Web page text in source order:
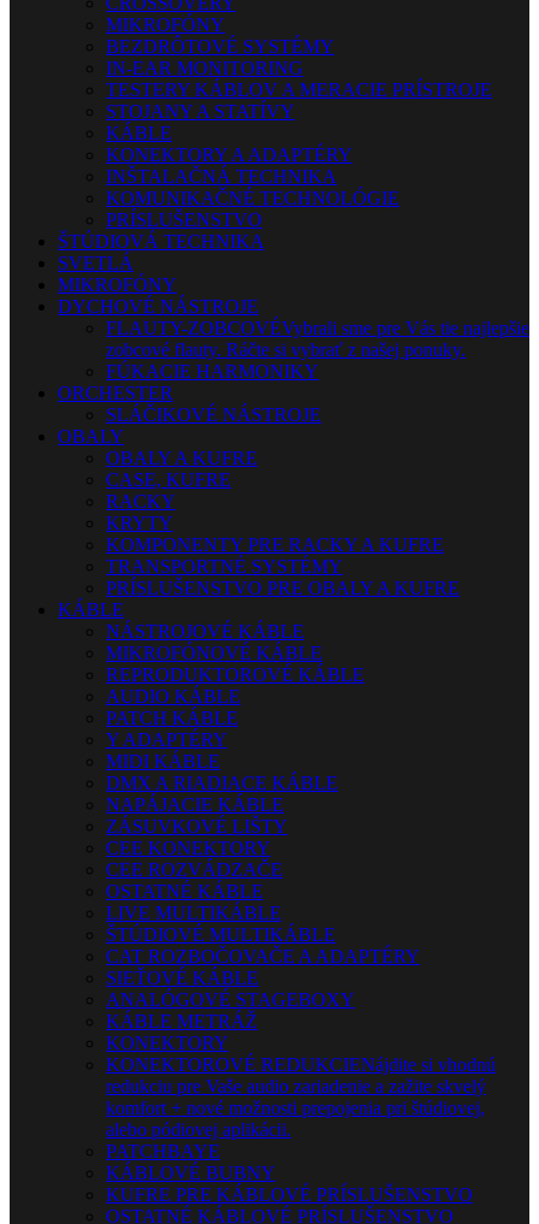
MIKROFÓNY
BEZDRÔTOVÉ SYSTÉMY
IN-EAR MONITORING
TESTERY KÁBLOV A MERACIE PRÍSTROJE
STOJANY A STATÍVY
KÁBLE
KONEKTORY A ADAPTÉRY
INŠTALAČNÁ TECHNIKA
KOMUNIKAČNÉ TECHNOLÓGIE
PRÍSLUŠENSTVO
ŠTÚDIOVÁ TECHNIKA
SVETLÁ
MIKROFÓNY
DYCHOVÉ NÁSTROJE
FLAUTY-ZOBCOVÉVybrali sme pre Vás tie najlepšie
zobcové flauty. Ráčte si vybrať z našej ponuky.
FÚKACIE HARMONIKY
ORCHESTER
SLÁČIKOVÉ NÁSTROJE
OBALY
OBALY A KUFRE
CASE, KUFRE
RACKY
KRYTY
KOMPONENTY PRE RACKY A KUFRE
TRANSPORTNÉ SYSTÉMY
PRÍSLUŠENSTVO PRE OBALY A KUFRE
KÁBLE
NÁSTROJOVÉ KÁBLE
MIKROFÓNOVÉ KÁBLE
REPRODUKTOROVÉ KÁBLE
AUDIO KÁBLE
PATCH KÁBLE
Y ADAPTÉRY
MIDI KÁBLE
DMX A RIADIACE KÁBLE
NAPÁJACIE KÁBLE
ZÁSUVKOVÉ LIŠTY
CEE KONEKTORY
CEE ROZVÁDZAČE
OSTATNÉ KÁBLE
LIVE MULTIKÁBLE
ŠTÚDIOVÉ MULTIKÁBLE
CAT ROZBOČOVAČE A ADAPTÉRY
SIEŤOVÉ KÁBLE
ANALÓGOVÉ STAGEBOXY
KÁBLE METRÁŽ
KONEKTORY
KONEKTOROVÉ REDUKCIENájdite si vhodnú
redukciu pre Vaše audio zariadenie a zažite skvelý
komfort + nové možnosti prepojenia pri štúdiovej,
alebo pódiovej aplikácii.
PATCHBAYE
KÁBLOVÉ BUBNY
KUFRE PRE KÁBLOVÉ PRÍSLUŠENSTVO
OSTATNÉ KÁBLOVÉ PRÍSLUŠENSTVO